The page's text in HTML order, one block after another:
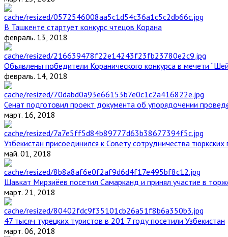
В Ташкенте стартует конкурс чтецов Корана
февраль. 13, 2018
Объявлены победители Коранического конкурса в мечети
февраль. 14, 2018
Сенат подготовил проект документа об упорядочении
март. 16, 2018
Узбекистан присоединился к Совету сотрудничества тюркских
май. 01, 2018
Шавкат Мирзиёев посетил Самарканд и принял участие в
март. 21, 2018
47 тысяч турецких туристов в 201 7 году посетили Узбекистан
март. 06, 2018